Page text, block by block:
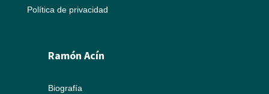
Política de privacidad
Ramón Acín
Biografía